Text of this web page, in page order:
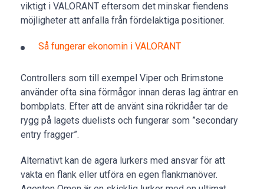
viktigt i VALORANT eftersom det minskar fiendens
möjligheter att anfalla från fördelaktiga positioner.
Så fungerar ekonomin i VALORANT
Controllers som till exempel Viper och Brimstone
använder ofta sina förmågor innan deras lag äntrar en
bombplats. Efter att de använt sina rökridåer tar de
rygg på lagets duelists och fungerar som ”secondary
entry fragger”.
Alternativt kan de agera lurkers med ansvar för att
vakta en flank eller utföra en egen flankmanöver.